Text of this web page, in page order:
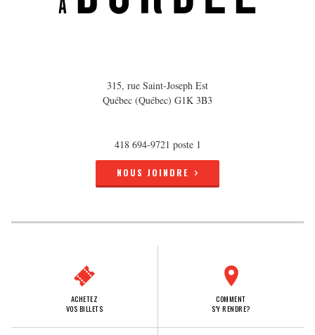
315, rue Saint-Joseph Est
Québec (Québec) G1K 3B3
418 694-9721 poste 1
NOUS JOINDRE
ACHETEZ
VOS BILLETS
COMMENT
S'Y RENDRE?